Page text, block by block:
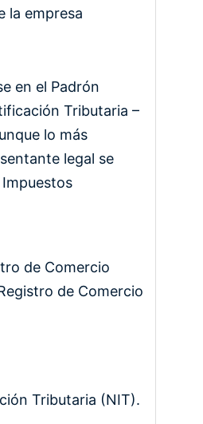
la empresa
en el Padrón
Tributaria –
lo más
legal se
de Comercio
de Comercio
Tributaria (NIT).